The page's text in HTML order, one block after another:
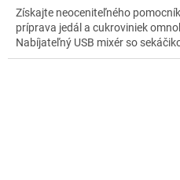
Získajte neoceniteľného
príprava jedál a cukroviniek
Nabíjateľný USB mixér so